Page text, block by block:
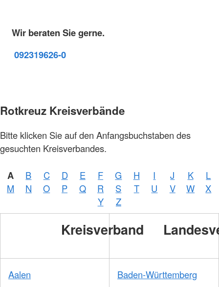
Wir beraten Sie gerne.
092319626-0
Rotkreuz Kreisverbände
Bitte klicken Sie auf den Anfangsbuchstaben des
gesuchten Kreisverbandes.
A B C D E F G H I J K
L
M
N O P Q R S T U V W
X
Y
Z
Kreisverband
Aalen Baden-Württemberg